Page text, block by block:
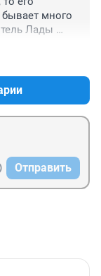
много
Лады
богом
Отправить